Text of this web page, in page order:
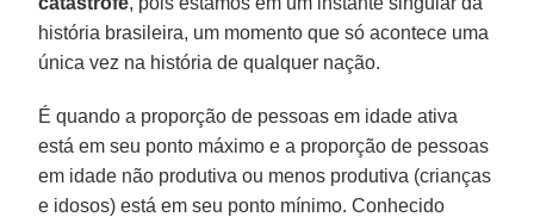
história brasileira, um momento que só acontece uma
única vez na história de qualquer nação.
É quando a proporção de pessoas em idade ativa
está em seu ponto máximo e a proporção de pessoas
em idade não produtiva ou menos produtiva (crianças
e idosos) está em seu ponto mínimo. Conhecido